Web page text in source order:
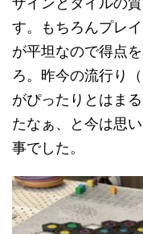
す。もちろんプレ
が平坦なので得点
ろ。昨今の流行り
がぴったりとはま
たなぁ、と今は思
事でした。